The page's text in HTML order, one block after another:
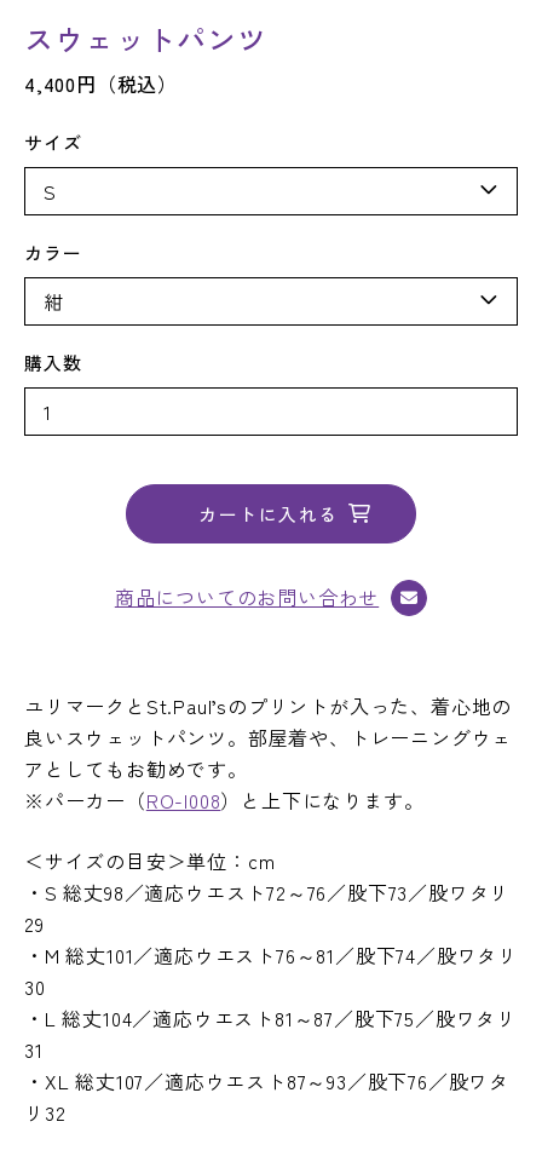
スウェットパンツ
4,400円（税込）
サイズ
カラー
購入数
商品についてのお問い合わせ
ユリマークとSt.Paul’sのプリントが入った、着心地の
良いスウェットパンツ。部屋着や、トレーニングウェ
アとしてもお勧めです。
※パーカー（RO-I008）と上下になります。
＜サイズの目安＞単位：cm
・S 総丈98／適応ウエスト72～76／股下73／股ワタリ
29
・M 総丈101／適応ウエスト76～81／股下74／股ワタリ
30
・L 総丈104／適応ウエスト81～87／股下75／股ワタリ
31
・XL 総丈107／適応ウエスト87～93／股下76／股ワタ
リ32